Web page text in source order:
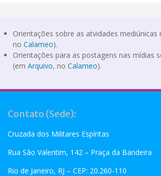
Orientações sobre as atvidades mediúnicas
no Calameo).
Orientações para as postagens nas mídias
(em Arquivo, no Calameo).
Contato (Sede):
Cruzada dos Militares Espíritas
Rua São Valentim, 142 – Praça da Bandeira
Rio de Janeiro, RJ – CEP: 20.260-110